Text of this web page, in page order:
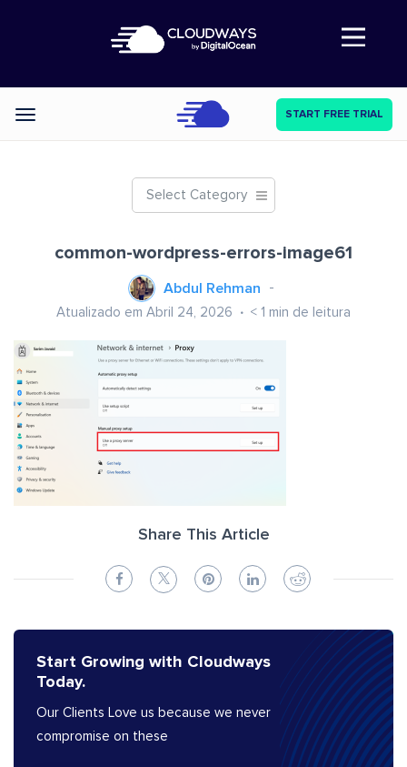
Abre a navegação
Categories START FREE TRIAL
Select Category
common-wordpress-errors-image61
Abdul Rehman
Atualizado em Abril 24, 2026 < 1 min de leitura
Share This Article
Start Growing with Cloudways
Today.
Our Clients Love us because we never
compromise on these